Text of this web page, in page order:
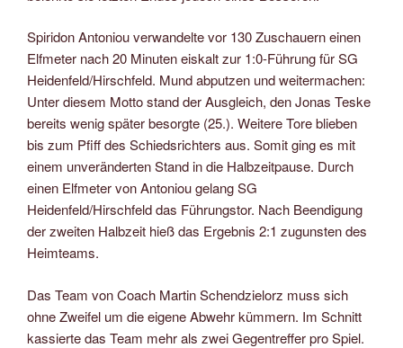
Spiridon Antoniou verwandelte vor 130 Zuschauern einen
Elfmeter nach 20 Minuten eiskalt zur 1:0-Führung für SG
Heidenfeld/Hirschfeld. Mund abputzen und weitermachen:
Unter diesem Motto stand der Ausgleich, den Jonas Teske
bereits wenig später besorgte (25.). Weitere Tore blieben
bis zum Pfiff des Schiedsrichters aus. Somit ging es mit
einem unveränderten Stand in die Halbzeitpause. Durch
einen Elfmeter von Antoniou gelang SG
Heidenfeld/Hirschfeld das Führungstor. Nach Beendigung
der zweiten Halbzeit hieß das Ergebnis 2:1 zugunsten des
Heimteams.
Das Team von Coach Martin Schendzielorz muss sich
ohne Zweifel um die eigene Abwehr kümmern. Im Schnitt
kassierte das Team mehr als zwei Gegentreffer pro Spiel.